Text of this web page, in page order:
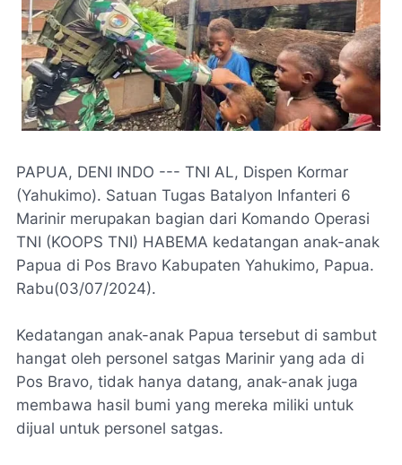
PAPUA, DENI INDO --- TNI AL, Dispen Kormar
(Yahukimo). Satuan Tugas Batalyon Infanteri 6
Marinir merupakan bagian dari Komando Operasi
TNI (KOOPS TNI) HABEMA kedatangan anak-anak
Papua di Pos Bravo Kabupaten Yahukimo, Papua.
Rabu(03/07/2024).
Kedatangan anak-anak Papua tersebut di sambut
hangat oleh personel satgas Marinir yang ada di
Pos Bravo, tidak hanya datang, anak-anak juga
membawa hasil bumi yang mereka miliki untuk
dijual untuk personel satgas.